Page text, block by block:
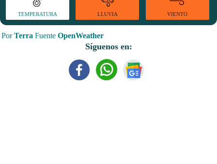
TEMPERATURA LLUVIA VIENTO
PorTerra Fuente OpenWeather
Síguenos en: